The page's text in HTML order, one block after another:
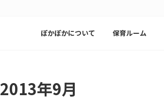
ぽかぽかについて 保育ルーム
2013年9月